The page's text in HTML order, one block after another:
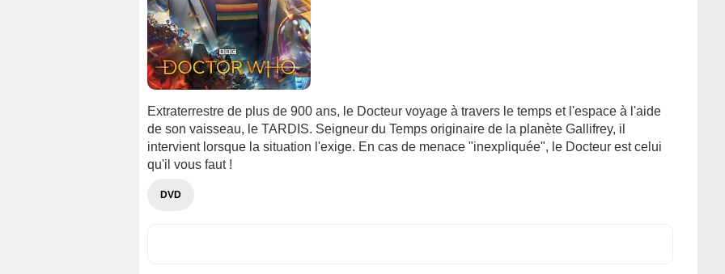
Extraterrestre de plus de 900 ans, le Docteur voyage à travers le temps et l'espace à l'aide
de son vaisseau, le TARDIS. Seigneur du Temps originaire de la planète Gallifrey, il
intervient lorsque la situation l'exige. En cas de menace "inexpliquée", le Docteur est celui
qu'il vous faut !
DVD